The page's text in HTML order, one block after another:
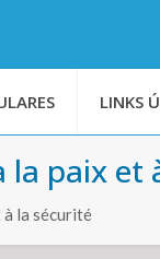
LINKS
la paix et
la sécurité